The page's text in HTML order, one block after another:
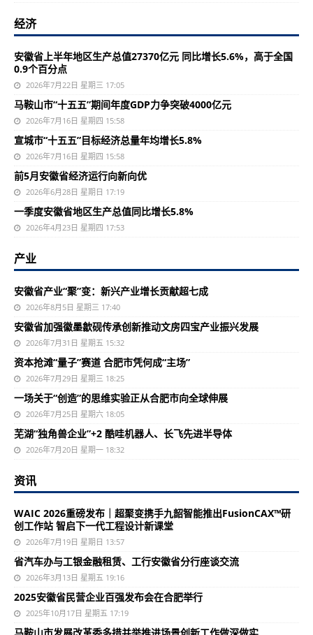
经济
安徽省上半年地区生产总值27370亿元 同比增长5.6%，高于全国
0.9个百分点
2026年7月22日 星期三 17:05
马鞍山市“十五五”期间年度GDP力争突破4000亿元
2026年7月16日 星期四 15:58
宣城市“十五五”目标经济总量年均增长5.8%
2026年7月16日 星期四 15:58
前5月安徽省经济运行向新向优
2026年6月28日 星期日 17:19
一季度安徽省地区生产总值同比增长5.8%
2026年4月23日 星期四 17:53
产业
安徽省产业“聚”变：新兴产业增长贡献超七成
2026年8月5日 星期三 17:40
安徽省加强徽墨歙砚传承创新推动文房四宝产业振兴发展
2026年7月31日 星期五 15:32
资本抢滩“量子”赛道 合肥市凭何成“主场”
2026年7月29日 星期三 18:25
一场关于“创造”的思维实验正从合肥市向全球伸展
2026年7月25日 星期六 18:05
芜湖“独角兽企业”+2 酷哇机器人、长飞先进半导体
2026年7月20日 星期一 18:32
资讯
WAIC 2026重磅发布｜超聚变携手九韶智能推出FusionCAX™研
创工作站 智启下一代工程设计新课堂
2026年7月19日 星期日 13:57
省汽车办与工银金融租赁、工行安徽省分行座谈交流
2026年3月13日 星期五 19:16
2025安徽省民营企业百强发布会在合肥举行
2025年10月17日 星期五 17:19